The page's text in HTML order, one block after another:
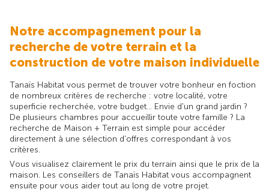
Notre accompagnement pour la
recherche de votre terrain et la
construction de votre maison individuelle
Tanaïs Habitat vous permet de trouver votre bonheur en foction
de nombreux critères de recherche : votre localité, votre
superficie recherchée, votre budget... Envie d'un grand jardin ?
De plusieurs chambres pour accueillir toute votre famille ? La
recherche de Maison + Terrain est simple pour accéder
directement à une sélection d'offres correspondant à vos
critères.
Vous visualisez clairement le prix du terrain ainsi que le prix de la
maison. Les conseillers de Tanaïs Habitat vous accompagnent
ensuite pour vous aider tout au long de votre projet.